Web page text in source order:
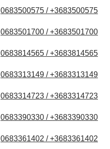
0683500575 / +3683500575
0683501700 / +3683501700
0683814565 / +3683814565
0683313149 / +3683313149
0683314723 / +3683314723
0683390330 / +3683390330
0683361402 / +3683361402